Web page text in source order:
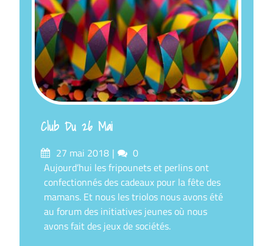
Club Du 26 Mai
Posté
sur
27 mai 2018 commentaires
0
Aujourd’hui les fripounets et perlins ont
confectionnés des cadeaux pour la fête des
mamans. Et nous les triolos nous avons été
au forum des initiatives jeunes où nous
avons fait des jeux de sociétés.